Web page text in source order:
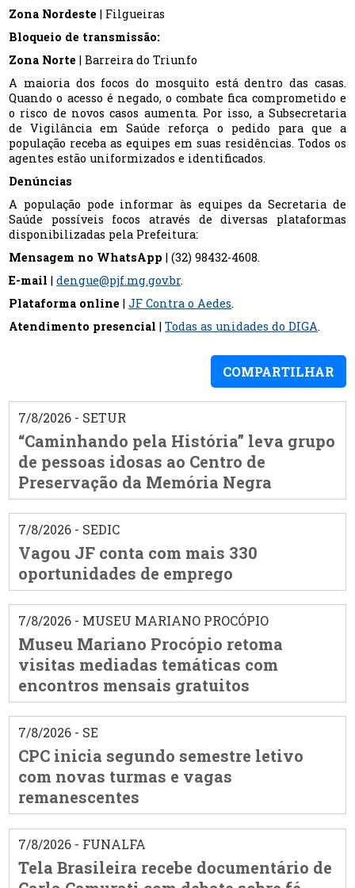
Zona Nordeste| Filgueiras
Bloqueio de transmissão:
Zona Norte| Barreira do Triunfo
A maioria dos focos do mosquito está dentro das casas.
Quando o acesso é negado, o combate fica comprometido e
o risco de novos casos aumenta. Por isso, a Subsecretaria
de Vigilância em Saúde reforça o pedido para que a
população receba as equipes em suas residências. Todos os
agentes estão uniformizados e identificados.
Denúncias
A população pode informar às equipes da Secretaria de
Saúde possíveis focos através de diversas plataformas
disponibilizadas pela Prefeitura:
Mensagem no WhatsApp | (32) 98432-4608.
E-mail |dengue@pjf.mg.gov.br.
Plataforma online|JF Contra o Aedes.
Atendimento presencial |Todas as unidades do DIGA.
COMPARTILHAR
7/8/2026 - SETUR
“Caminhando pela História” leva grupo
de pessoas idosas ao Centro de
Preservação da Memória Negra
7/8/2026 - SEDIC
Vagou JF conta com mais 330
oportunidades de emprego
7/8/2026 - MUSEU MARIANO PROCÓPIO
Museu Mariano Procópio retoma
visitas mediadas temáticas com
encontros mensais gratuitos
7/8/2026 - SE
CPC inicia segundo semestre letivo
com novas turmas e vagas
remanescentes
7/8/2026 - FUNALFA
Tela Brasileira recebe documentário de